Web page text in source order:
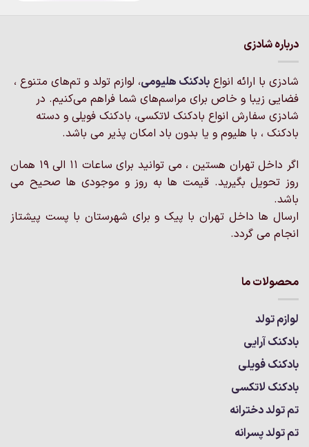
گزینه
ها
ممکن
است
صفحه
محصول
انتخاب
باشد.
گزینه
ممکن
است
صفحه
محصول
شوند
درباره شادزی
شادزی با ارائه انواع بادکنک‌ هلیومی، لوازم تولد و تم‌های متنوع ،
فضایی زیبا و خاص برای مراسم‌های شما فراهم می‌کنیم. در
شادزی سفارش انواع بادکنک لاتکسی، بادکنک فویلی و دسته
بادکنک ، با هلیوم و یا بدون باد امکان پذیر می باشد.
اگر داخل تهران هستین ، می توانید برای ساعات 11 الی 19 همان
روز تحویل بگیرید. قیمت ها به روز و موجودی ها صحیح می
باشد.
ارسال ها داخل تهران با پیک و برای شهرستان با پست پیشتاز
انجام می گردد.
محصولات ما
لوازم تولد
بادکنک آرایی
بادکنک فویلی
بادکنک لاتکسی
تم تولد دخترانه
تم تولد پسرانه